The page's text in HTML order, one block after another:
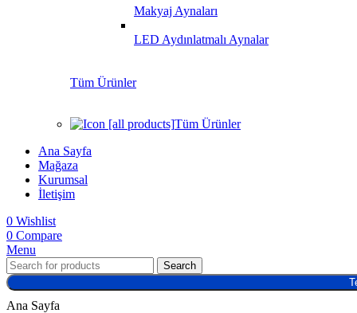
Makyaj Aynaları
LED Aydınlatmalı Aynalar
Tüm Ürünler
Tüm Ürünler
Ana Sayfa
Mağaza
Kurumsal
İletişim
0 Wishlist
0 Compare
Menu
Search
Ana Sayfa